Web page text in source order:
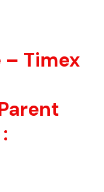
Timex